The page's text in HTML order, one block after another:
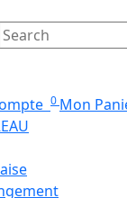
0 Mon